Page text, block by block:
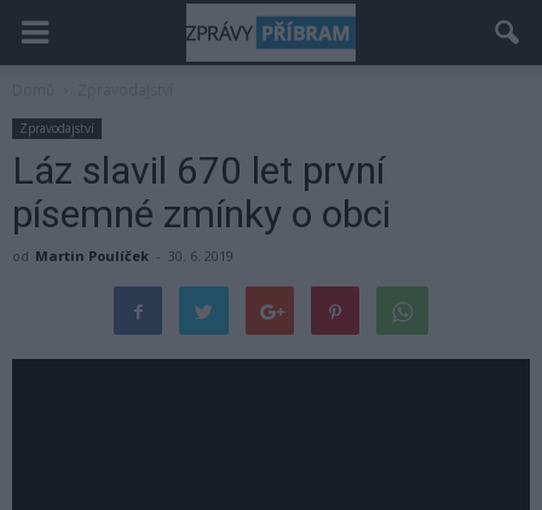
Zpravodajství
Láz slavil 670 let první
písemné zmínky o obci
od Martin Poulíček - 30. 6. 2019